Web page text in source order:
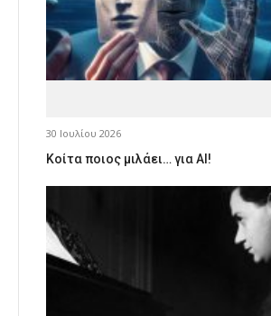
30 Ιουλίου 2026
Κοίτα ποιος μιλάει… για AI!